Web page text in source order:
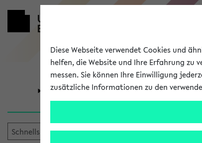
Universität Forschung
Das
Diese Webseite verwendet Cookies und
helfen, die Website und Ihre Erfahrung zu
messen. Sie können Ihre Einwilligung
zusätzliche Informationen zu den